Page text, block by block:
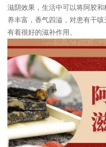
滋阴效果，生活中可以将阿胶
养丰富，香气四溢，对患有干咳
有着很好的滋补作用。